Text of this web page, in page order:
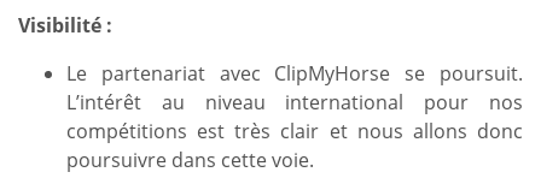
Visibilité :
Le partenariat avec ClipMyHorse se poursuit.
L’intérêt au niveau international pour nos
compétitions est très clair et nous allons donc
poursuivre dans cette voie.